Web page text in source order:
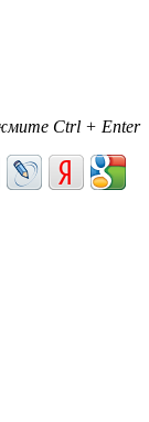
Ctrl + Enter